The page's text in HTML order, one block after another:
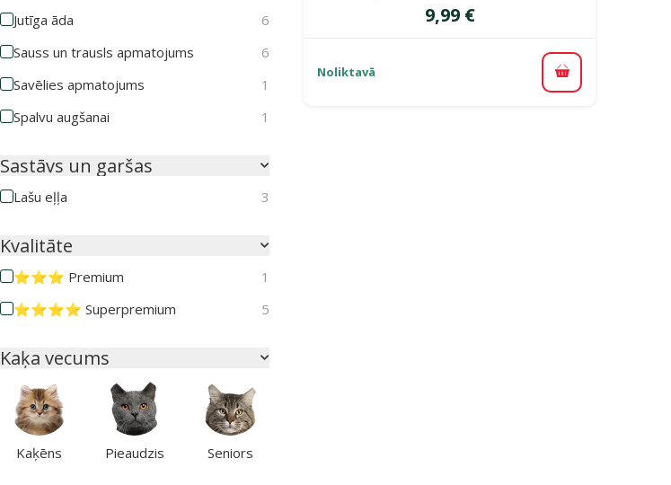
Jutīga āda
6
Sauss un trausls apmatojums
6
Savēlies apmatojums
1
Spalvu augšanai
1
Sastāvs un garšas
Lašu eļļa 3
Kvalitāte
⭐⭐⭐ Premium
1
⭐⭐⭐⭐ Superpremium
5
Kaķa vecums
Kaķēns Pieaudzis Seniors
Cena
9,99 €
Noliktavā Pievienot grozam